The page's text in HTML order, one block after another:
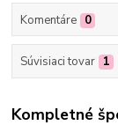
Komentáre 0
Súvisiaci tovar 1
Kompletné